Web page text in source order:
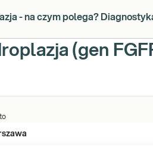
- na czym polega?
(gen